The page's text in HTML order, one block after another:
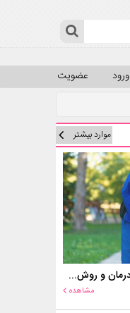
عضویت ورود
موارد بیشتر
بی اختیاری ادرار سالمندان؛ علت، درمان و روش‌های کنترل در منزل
مشاهده